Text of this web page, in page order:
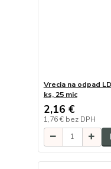
Vrecia na odpad
ks, 25 mic
2,16 €
1,76 € bez DPH